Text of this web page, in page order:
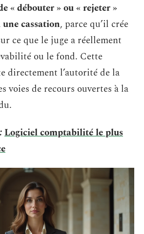
« débouter » ou « rejeter »
cassation, parce qu’il crée
ce que le juge a réellement
ou le fond. Cette
directement l’autorité de la
voies de recours ouvertes à la
Logiciel comptabilité le plus